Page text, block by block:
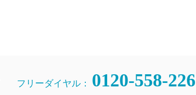
フリーダイヤル： 0120-558-226